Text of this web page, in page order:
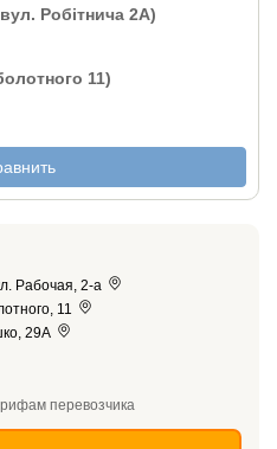
Робітнича 2А)
11)
Рабочая, 2-а
11
29А
перевозчика